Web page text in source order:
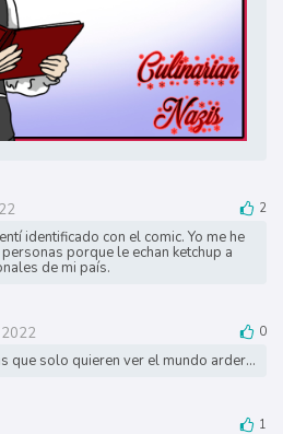
2
identificado con el comic. Yo me he
porque le echan ketchup a
de mi país.
2022
0
que solo quieren ver el mundo arder...
1